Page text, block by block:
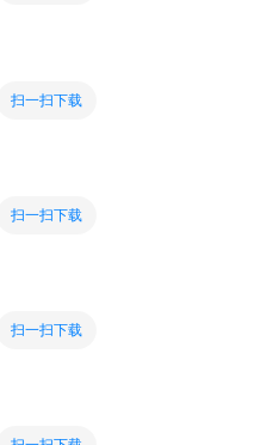
扫一扫下载
扫一扫下载
扫一扫下载